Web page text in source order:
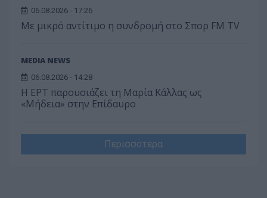
06.08.2026 - 17:26
Με μικρό αντίτιμο η συνδρομή στο Σπορ FM TV
MEDIA NEWS
06.08.2026 - 14:28
Η ΕΡΤ παρουσιάζει τη Μαρία Κάλλας ως
«Μήδεια» στην Επίδαυρο
Περισσότερα